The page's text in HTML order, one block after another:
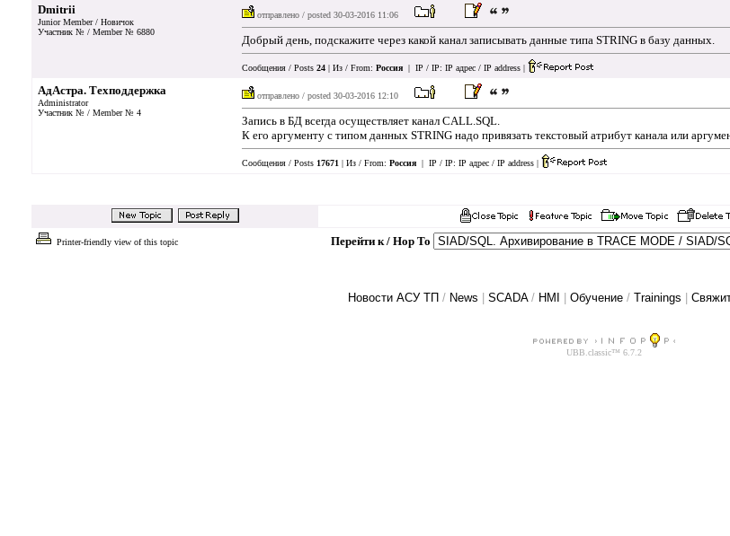
Dmitrii
Junior Member / Новичок
Участник № / Member № 6880
отправлено / posted 30-03-2016 11:06
Добрый день, подскажите через какой канал записывать данные типа STRING в базу данных.
Сообщения / Posts 24 | Из / From: Россия | IP / IP: IP адрес / IP address |
АдАстра. Техподдержка
Administrator
Участник № / Member № 4
отправлено / posted 30-03-2016 12:10
Запись в БД всегда осуществляет канал CALL.SQL.
К его аргументу с типом данных STRING надо привязать текстовый атрибут канала или
Сообщения / Posts 17671 | Из / From: Россия | IP / IP: IP адрес / IP address |
Printer-friendly view of this topic Перейти к / Hop To
Новости АСУ ТП / News SCADA/ HMI Обучение / Trainings
UBB.classic™ 6.7.2